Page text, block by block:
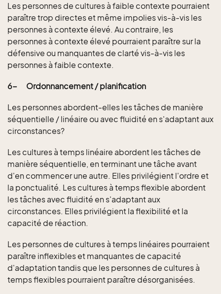
Les personnes de cultures à faible contexte pourraient
paraître trop directes et même impolies vis-à-vis les
personnes à contexte élevé. Au contraire, les
personnes à contexte élevé pourraient paraître sur la
défensive ou manquantes de clarté vis-à-vis les
personnes à faible contexte.
6- Ordonnancement / planification
Les personnes abordent-elles les tâches de manière
séquentielle / linéaire ou avec fluidité en s'adaptant aux
circonstances?
Les cultures à temps linéaire abordent les tâches de
manière séquentielle, en terminant une tâche avant
d'en commencer une autre. Elles privilégient l'ordre et
la ponctualité. Les cultures à temps flexible abordent
les tâches avec fluidité en s'adaptant aux
circonstances. Elles privilégient la flexibilité et la
capacité de réaction.
Les personnes de cultures à temps linéaires pourraient
paraître inflexibles et manquantes de capacité
d'adaptation tandis que les personnes de cultures à
temps flexibles pourraient paraître désorganisées.